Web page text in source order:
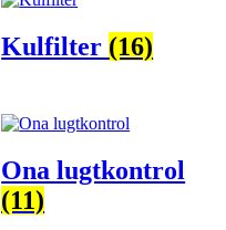
Kulfilter (16)
Ona lugtkontrol
(11)